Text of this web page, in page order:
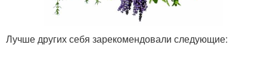
Лучше других себя зарекомендовали следующие: